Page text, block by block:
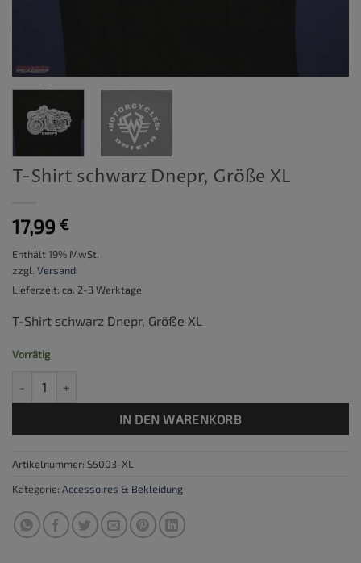
T-Shirt schwarz Dnepr, Größe XL
17,99 €
Enthält 19% MwSt.
zzgl. Versand
Lieferzeit: ca. 2-3 Werktage
T-Shirt schwarz Dnepr, Größe XL
Vorrätig
IN DEN WARENKORB
Artikelnummer: S5003-XL
Kategorie: Accessoires & Bekleidung